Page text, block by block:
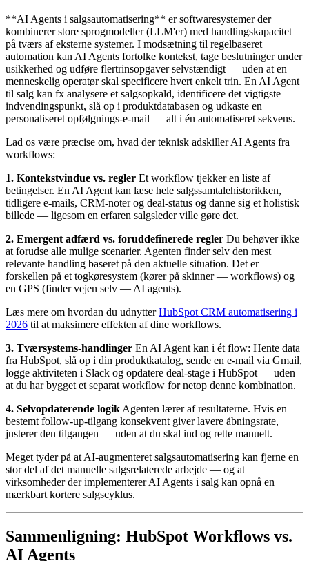
**AI Agents i salgsautomatisering** er softwaresystemer der
kombinerer store sprogmodeller (LLM'er) med handlingskapacitet
på tværs af eksterne systemer. I modsætning til regelbaseret
automation kan AI Agents fortolke kontekst, tage beslutninger under
usikkerhed og udføre flertrinsopgaver selvstændigt — uden at en
menneskelig operatør skal specificere hvert enkelt trin. En AI Agent
til salg kan fx analysere et salgsopkald, identificere det vigtigste
indvendingspunkt, slå op i produktdatabasen og udkaste en
personaliseret opfølgnings-e-mail — alt i én automatiseret sekvens.
Lad os være præcise om, hvad der teknisk adskiller AI Agents fra
workflows:
1. Kontekstvindue vs. regler Et workflow tjekker en liste af
betingelser. En AI Agent kan læse hele salgssamtalehistorikken,
tidligere e-mails, CRM-noter og deal-status og danne sig et holistisk
billede — ligesom en erfaren salgsleder ville gøre det.
2. Emergent adfærd vs. foruddefinerede regler Du behøver ikke
at forudse alle mulige scenarier. Agenten finder selv den mest
relevante handling baseret på den aktuelle situation. Det er
forskellen på et togkøresystem (kører på skinner — workflows) og
en GPS (finder vejen selv — AI agents).
Læs mere om hvordan du udnytterHubSpot CRM automatisering i
2026 til at maksimere effekten af dine workflows.
3. Tværsystems-handlinger En AI Agent kan i ét flow: Hente data
fra HubSpot, slå op i din produktkatalog, sende en e-mail via Gmail,
logge aktiviteten i Slack og opdatere deal-stage i HubSpot — uden
at du har bygget et separat workflow for netop denne kombination.
4. Selvopdaterende logik Agenten lærer af resultaterne. Hvis en
bestemt follow-up-tilgang konsekvent giver lavere åbningsrate,
justerer den tilgangen — uden at du skal ind og rette manuelt.
Meget tyder på at AI-augmenteret salgsautomatisering kan fjerne en
stor del af det manuelle salgsrelaterede arbejde — og at
virksomheder der implementerer AI Agents i salg kan opnå en
mærkbart kortere salgscyklus.
Sammenligning: HubSpot Workflows vs.
AI Agents